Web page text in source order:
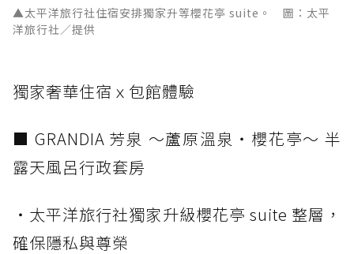
▲太平洋旅行社住宿安排獨家升等櫻花亭 suite。 圖：太平
洋旅行社／提供
獨家奢華住宿ｘ包館體驗
■ GRANDIA 芳泉 ～蘆原溫泉・櫻花亭～ 半
露天風呂行政套房
・太平洋旅行社獨家升級櫻花亭 suite 整層，
確保隱私與尊榮